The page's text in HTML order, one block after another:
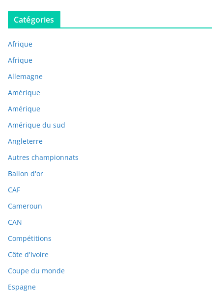
Catégories
Afrique
Afrique
Allemagne
Amérique
Amérique
Amérique du sud
Angleterre
Autres championnats
Ballon d'or
CAF
Cameroun
CAN
Compétitions
Côte d'Ivoire
Coupe du monde
Espagne